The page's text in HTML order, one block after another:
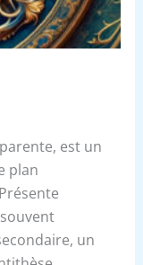
est un
plan
un